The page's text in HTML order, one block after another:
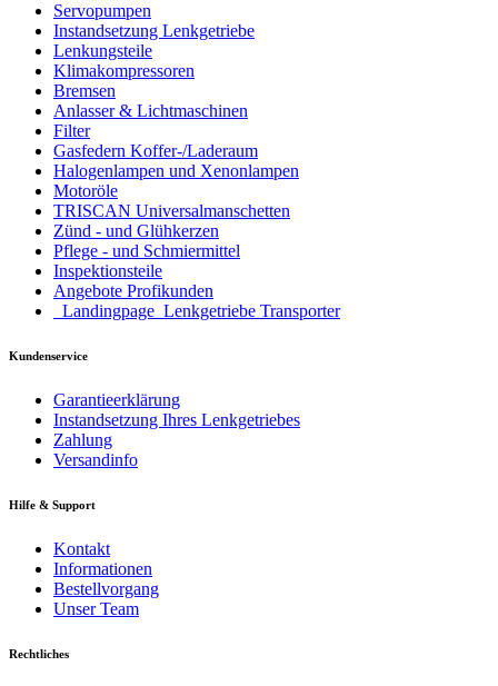
Servopumpen
Instandsetzung Lenkgetriebe
Lenkungsteile
Klimakompressoren
Bremsen
Anlasser & Lichtmaschinen
Filter
Gasfedern Koffer-/Laderaum
Halogenlampen und Xenonlampen
Motoröle
TRISCAN Universalmanschetten
Zünd - und Glühkerzen
Pflege - und Schmiermittel
Inspektionsteile
Angebote Profikunden
_Landingpage_Lenkgetriebe Transporter
Kundenservice
Garantieerklärung
Instandsetzung Ihres Lenkgetriebes
Zahlung
Versandinfo
Hilfe & Support
Kontakt
Informationen
Bestellvorgang
Unser Team
Rechtliches